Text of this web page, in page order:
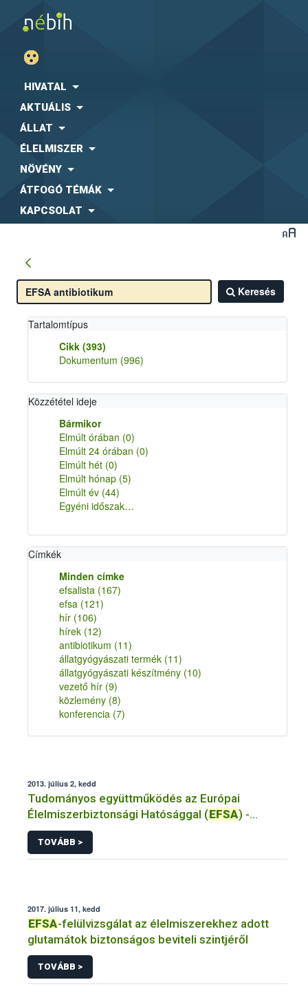
HIVATAL
AKTUÁLIS
ÁLLAT
ÉLELMISZER
NÖVÉNY
ÁTFOGÓ TÉMÁK
KAPCSOLAT
Keresés
Tartalomtípus
Cikk (393)
Dokumentum (996)
Közzététel ideje
Bármikor
Elmúlt órában (0)
Elmúlt 24 órában (0)
Elmúlt hét (0)
Elmúlt hónap (5)
Elmúlt év (44)
Egyéni időszak…
Címkék
Minden címke
efsalista (167)
efsa (121)
hír (106)
hírek (12)
antibiotikum (11)
állatgyógyászati termék (11)
állatgyógyászati készítmény (10)
vezető hír (9)
közlemény (8)
konferencia (7)
2013. július 2, kedd
Tudományos együttműködés az Európai
Élelmiszerbiztonsági Hatósággal (EFSA) -
Mit...nyújt nekünk az
TOVÁBB >
2017. július 11, kedd
EFSA-felülvizsgálat az élelmiszerekhez adott
glutamátok biztonságos beviteli szintjéről
TOVÁBB >